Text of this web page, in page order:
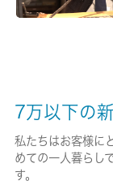
現状/入居可能
保険加入/料金
有/-
7万以下の
私たちはお客様に
めての一人暮らし
す。